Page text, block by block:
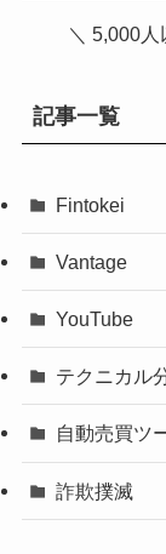
＼ 5,000
記事一覧
Fintokei
Vantage
YouTube
テクニカル
自動売買ツ
詐欺撲滅